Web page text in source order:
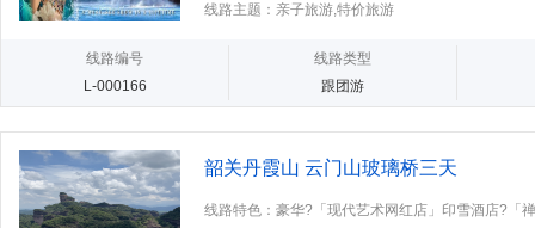
线路主题：亲子旅游,特价旅游
线路编号
L-000166
线路类型
跟团游
韶关丹霞山 云门山玻璃桥三天
线路特色：豪华?「现代艺术网红店」印雪酒店?「